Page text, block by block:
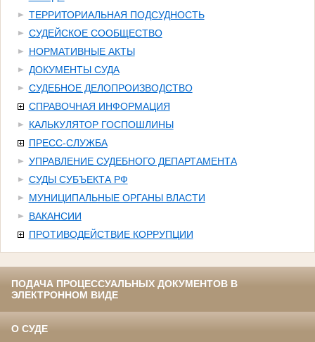
ТЕРРИТОРИАЛЬНАЯ ПОДСУДНОСТЬ
СУДЕЙСКОЕ СООБЩЕСТВО
НОРМАТИВНЫЕ АКТЫ
ДОКУМЕНТЫ СУДА
СУДЕБНОЕ ДЕЛОПРОИЗВОДСТВО
СПРАВОЧНАЯ ИНФОРМАЦИЯ
КАЛЬКУЛЯТОР ГОСПОШЛИНЫ
ПРЕСС-СЛУЖБА
УПРАВЛЕНИЕ СУДЕБНОГО ДЕПАРТАМЕНТА
СУДЫ СУБЪЕКТА РФ
МУНИЦИПАЛЬНЫЕ ОРГАНЫ ВЛАСТИ
ВАКАНСИИ
ПРОТИВОДЕЙСТВИЕ КОРРУПЦИИ
ПОДАЧА ПРОЦЕССУАЛЬНЫХ ДОКУМЕНТОВ В
ЭЛЕКТРОННОМ ВИДЕ
О СУДЕ